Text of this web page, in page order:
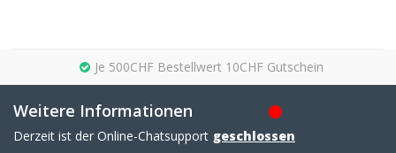
Je 500CHF Bestellwert 10CHF Gutschein
Weitere Informationen
Derzeit ist der Online-Chatsupport geschlossen